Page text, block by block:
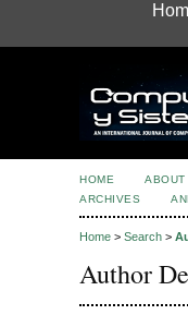
HOME ABOUT
ARCHIVES
Home > Search >
Author